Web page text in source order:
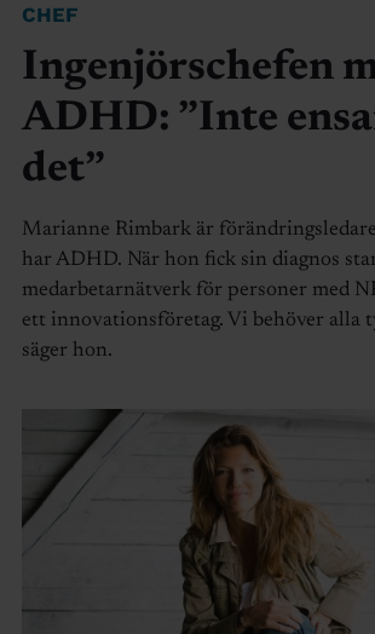
CHEF
Ingenjörschefen
ADHD: ”Inte
det”
Marianne Rimbark är
har ADHD. När hon fick sin diagnos
medarbetarnätverk för personer med
ett innovationsföretag. Vi behöver alla
säger hon.